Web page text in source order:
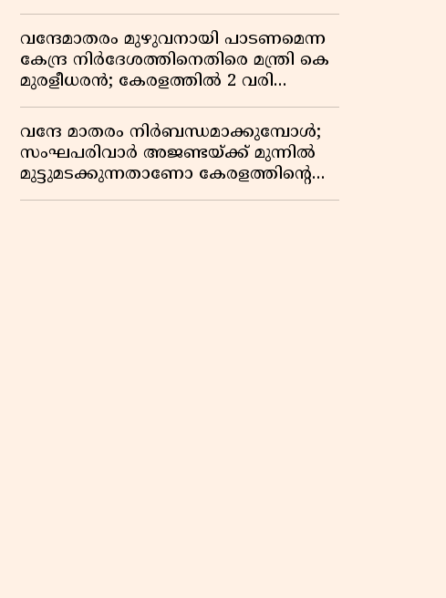
വന്ദേമാതരം മുഴുവനായി പാടണമെന്ന
കേന്ദ്ര നിർദേശത്തിനെതിരെ മന്ത്രി കെ
മുരളീധരൻ; കേരളത്തിൽ 2 വരി
മാത്രമേ ഉണ്ടാകൂ എന്ന് പ്രതികരണം
വന്ദേ മാതരം നിർബന്ധമാക്കുമ്പോൾ;
സംഘപരിവാർ അജണ്ടയ്ക്ക് മുന്നിൽ
മുട്ടുമടക്കുന്നതാണോ കേരളത്തിന്റെ
മതേതര പാരമ്പര്യം?